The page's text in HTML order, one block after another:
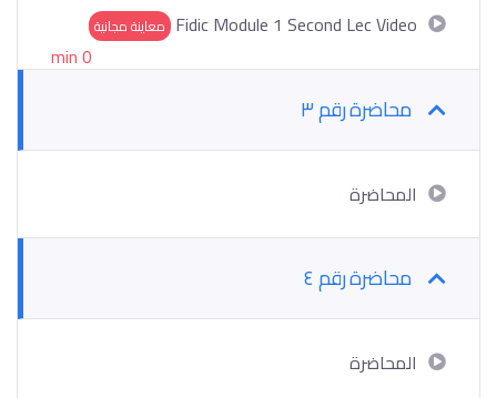
Fidic Module 1 Second Lec Video معاينة مجانية
0 min
محاضرة رقم ٣
المحاضرة
محاضرة رقم ٤
المحاضرة